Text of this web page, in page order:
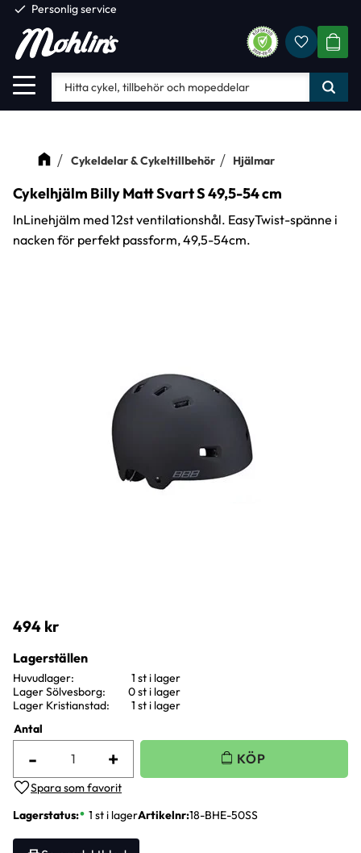
Meny
check Personlig service
Cykeldelar & Cykeltillbehör Hjälmar
Cykelhjälm Billy Matt Svart S 49,5-54 cm
InLinehjälm med 12st ventilationshål. EasyTwist-spänne i
nacken för perfekt passform, 49,5-54cm.
494 kr
Antal
+
-
Lägg till i favoriter
Lagerstatus 1 st i lagerArtikelnr 18-BHE-50SS
Lagerställen
Huvudlager
1 st i lager
Lager Sölvesborg
0 st i lager
Lager Kristianstad
1 st i lager